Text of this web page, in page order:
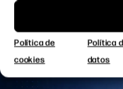
Política de
cookies
Política
datos